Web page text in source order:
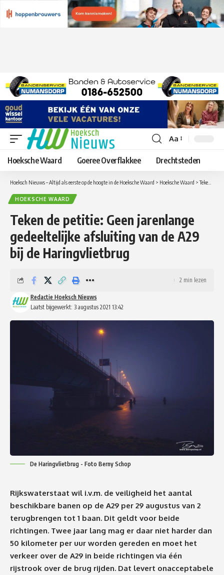
Lettergrootte
aanpassen
Aa
Hoeksche Waard Goeree Overflakkee Drechtsteden
Hoeksch Nieuws – Altijd als eerste op de hoogte in de Hoeksche Waard > Hoeksche Waard >Teken de petitie: Geen jarenlange gedeeltelijke afsluiting van de A29 bij de Haringvlietbrug
HOEKSCHE WAARD
Teken de petitie: Geen jarenlange
gedeeltelijke afsluiting van de A29
bij de Haringvlietbrug
Laatst bijgewerkt: 3 augustus 2021 13:42
Redactie Hoeksch Nieuws
2 min lezen
De Haringvlietbrug - Foto Berny Schop
Rijkswaterstaat wil i.v.m. de veiligheid het aantal
beschikbare banen op de A29 per 29 augustus van 2
terugbrengen tot 1 baan. Dit geldt voor beide
richtingen. Twee jaar lang mag er daar niet harder dan
50 kilometer per uur worden gereden en moet het
verkeer over de A29 in beide richtingen via één
rijstrook over de brug rijden. Dat levert onacceptabele